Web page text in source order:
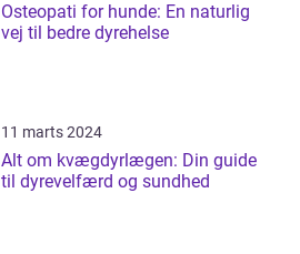
Osteopati for hunde: En naturlig
vej til bedre dyrehelse
11 marts 2024
Alt om kvægdyrlægen: Din guide
til dyrevelfærd og sundhed